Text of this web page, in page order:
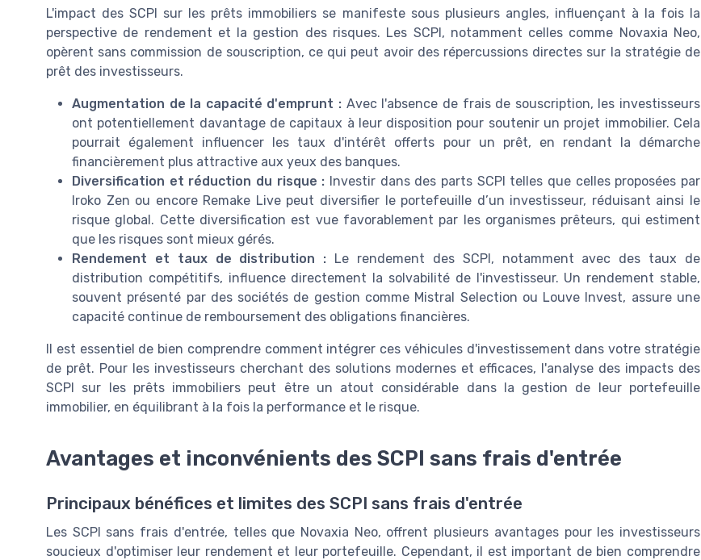
L'impact des SCPI sur les prêts immobiliers se manifeste sous plusieurs angles, influençant à la fois la
perspective de rendement et la gestion des risques. Les SCPI, notamment celles comme Novaxia Neo,
opèrent sans commission de souscription, ce qui peut avoir des répercussions directes sur la stratégie de
prêt des investisseurs.
Augmentation de la capacité d'emprunt : Avec l'absence de frais de souscription, les investisseurs
ont potentiellement davantage de capitaux à leur disposition pour soutenir un projet immobilier. Cela
pourrait également influencer les taux d'intérêt offerts pour un prêt, en rendant la démarche
financièrement plus attractive aux yeux des banques.
Diversification et réduction du risque : Investir dans des parts SCPI telles que celles proposées par
Iroko Zen ou encore Remake Live peut diversifier le portefeuille d’un investisseur, réduisant ainsi le
risque global. Cette diversification est vue favorablement par les organismes prêteurs, qui estiment
que les risques sont mieux gérés.
Rendement et taux de distribution : Le rendement des SCPI, notamment avec des taux de
distribution compétitifs, influence directement la solvabilité de l'investisseur. Un rendement stable,
souvent présenté par des sociétés de gestion comme Mistral Selection ou Louve Invest, assure une
capacité continue de remboursement des obligations financières.
Il est essentiel de bien comprendre comment intégrer ces véhicules d'investissement dans votre stratégie
de prêt. Pour les investisseurs cherchant des solutions modernes et efficaces, l'analyse des impacts des
SCPI sur les prêts immobiliers peut être un atout considérable dans la gestion de leur portefeuille
immobilier, en équilibrant à la fois la performance et le risque.
Avantages et inconvénients des SCPI sans frais d'entrée
Principaux bénéfices et limites des SCPI sans frais d'entrée
Les SCPI sans frais d'entrée, telles que Novaxia Neo, offrent plusieurs avantages pour les investisseurs
soucieux d'optimiser leur rendement et leur portefeuille. Cependant, il est important de bien comprendre